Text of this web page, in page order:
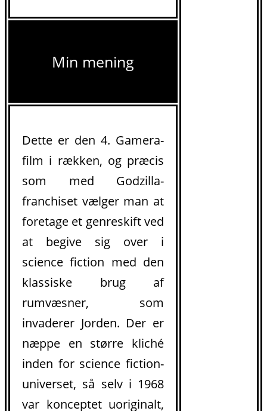
Min mening
Dette er den 4. Gamera-
film i rækken, og præcis
som med Godzilla-
franchiset vælger man at
foretage et genreskift ved
at begive sig over i
science fiction med den
klassiske brug af
rumvæsner, som
invaderer Jorden. Der er
næppe en større kliché
inden for science fiction-
universet, så selv i 1968
var konceptet uoriginalt,